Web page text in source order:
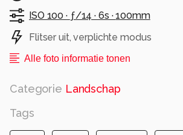
ISO 100 · ƒ/14 · 6s ·100mm
Flitser uit, verplichte modus
Alle foto informatie tonen
Categorie Landschap
Tags